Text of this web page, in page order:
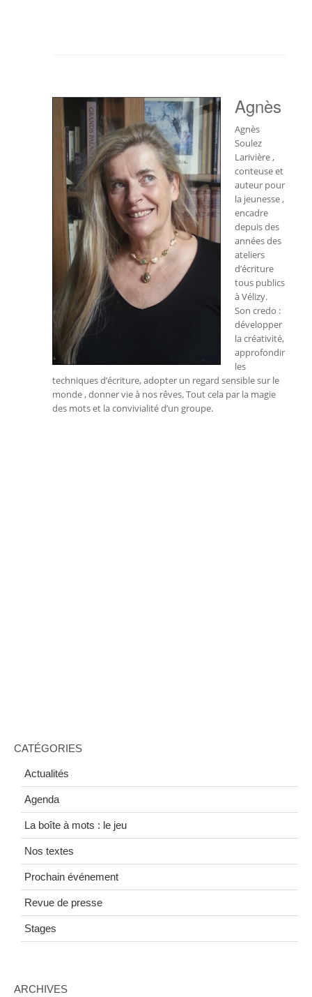
Agnès
Agnès
Soulez
Larivière ,
conteuse et
auteur pour
la jeunesse ,
encadre
depuis des
années des
ateliers
d’écriture
tous publics
à Vélizy.
Son credo :
développer
la créativité,
approfondir
les
techniques d’écriture, adopter un regard sensible sur le
monde , donner vie à nos rêves. Tout cela par la magie
des mots et la convivialité d’un groupe.
CATÉGORIES
Actualités
Agenda
La boîte à mots : le jeu
Nos textes
Prochain événement
Revue de presse
Stages
ARCHIVES